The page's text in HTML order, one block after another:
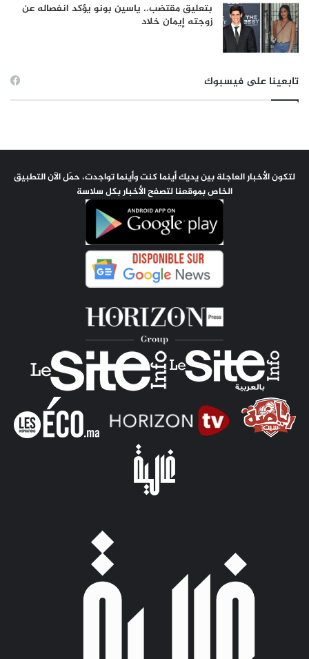
بتعليق مقتضب.. ياسين بونو يؤكد انفصاله عن
زوجته إيمان خلاد
تابعينا على فيسبوك
لتكون الأخبار العاجلة بين يديك أينما كنت وأينما تواجدت، حمّل الآن التطبيق
الخاص بموقعنا لتصفح الأخبار بكل سلاسة